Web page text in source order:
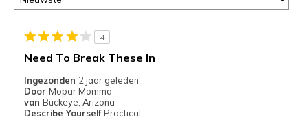
4
Need To Break These In
Ingezonden 2 jaar geleden
Door Mopar Momma
van Buckeye, Arizona
Describe Yourself Practical